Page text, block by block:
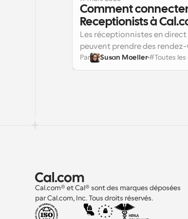
Comment
Receptionists à
plus vous soucier des
réservations)
Les réceptionnistes en direct
peuvent prendre des rendez-
directement dans votre
Cal.com, ce qui signifie
Par Susan Moeller #Toutes
Cal.com® et Cal® sont des marques déposées
par Cal.com, Inc. Tous droits réservés.